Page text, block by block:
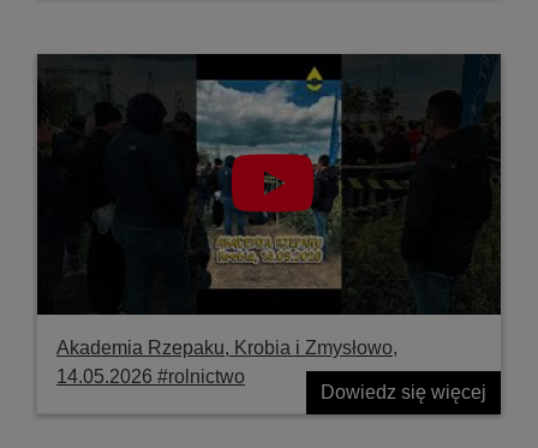
Akademia Rzepaku, Krobia i Zmysłowo,
14.05.2026 #rolnictwo
Dowiedz się więcej